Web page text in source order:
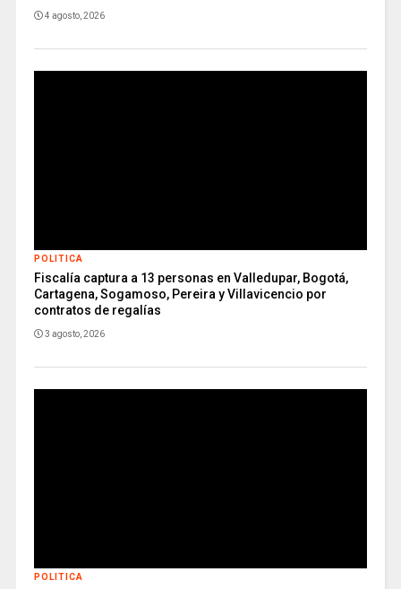
4 agosto, 2026
POLITICA
Fiscalía captura a 13 personas en Valledupar, Bogotá,
Cartagena, Sogamoso, Pereira y Villavicencio por
contratos de regalías
3 agosto, 2026
POLITICA